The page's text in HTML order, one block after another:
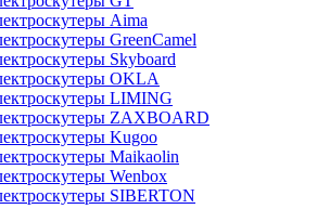
Aima
GreenCamel
Skyboard
OKLA
LIMING
ZAXBOARD
Kugoo
Maikaolin
Wenbox
SIBERTON